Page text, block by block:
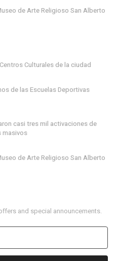
de Arte Religioso San Alberto
Culturales de la ciudad
de las Escuelas Deportivas
casi tres mil activaciones de
masivos
de Arte Religioso San Alberto
and special announcements.